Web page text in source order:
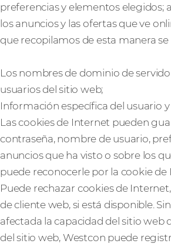
preferencias y elementos elegidos;
los anuncios y las ofertas que ve
que recopilamos de esta manera
Los nombres de dominio de
usuarios del sitio web;
Información específica del usuario
Las cookies de Internet pueden
contraseña, nombre de usuario,
anuncios que ha visto o sobre los
puede reconocerle por la cookie de
Puede rechazar cookies de
de cliente web, si está disponible.
afectada la capacidad del sitio
del sitio web, Westcon puede